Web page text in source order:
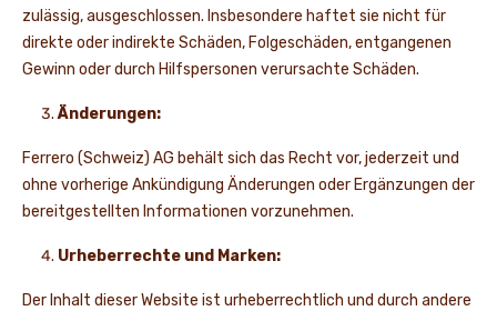
zulässig, ausgeschlossen. Insbesondere haftet sie nicht für
direkte oder indirekte Schäden, Folgeschäden, entgangenen
Gewinn oder durch Hilfspersonen verursachte Schäden.
Änderungen:
Ferrero (Schweiz) AG behält sich das Recht vor, jederzeit und
ohne vorherige Ankündigung Änderungen oder Ergänzungen der
bereitgestellten Informationen vorzunehmen.
Urheberrechte und Marken:
Der Inhalt dieser Website ist urheberrechtlich und durch andere